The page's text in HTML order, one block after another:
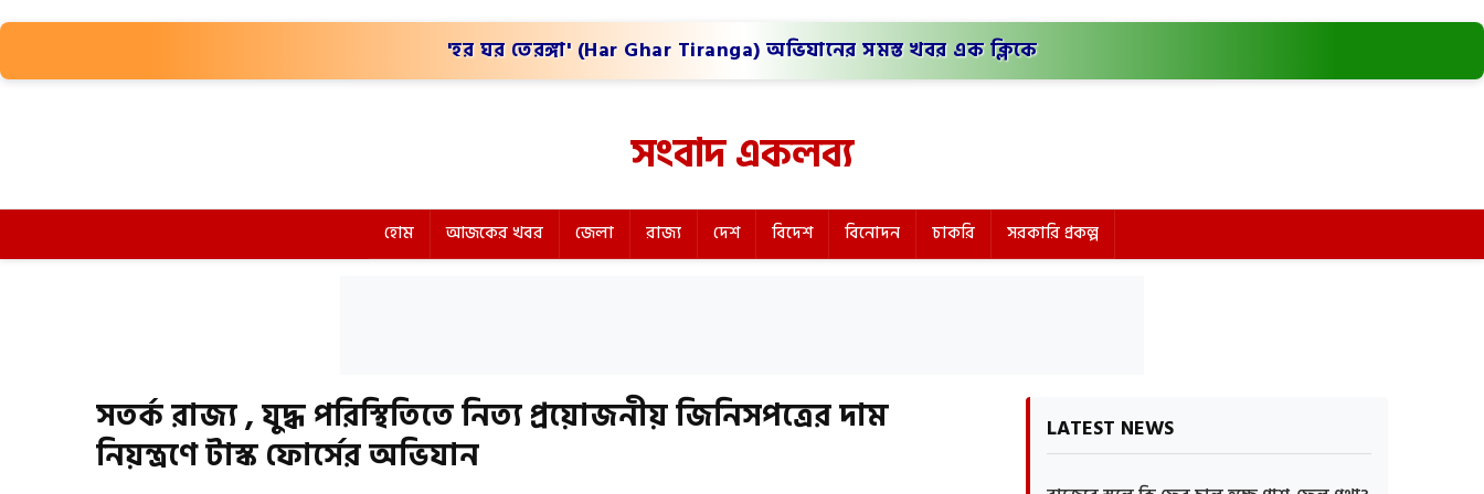
'হর ঘর তেরঙ্গা' (Har Ghar Tiranga) অভিযানের সমস্ত খবর এক ক্লিকে
সংবাদ একলব্য
হোম আজকের খবর জেলা রাজ্য দেশ বিদেশ বিনোদন চাকরি সরকারি প্রকল্প
সতর্ক রাজ্য , যুদ্ধ পরিস্থিতিতে নিত্য প্রয়োজনীয় জিনিসপত্রের দাম
নিয়ন্ত্রণে টাস্ক ফোর্সের অভিযান
LATEST NEWS